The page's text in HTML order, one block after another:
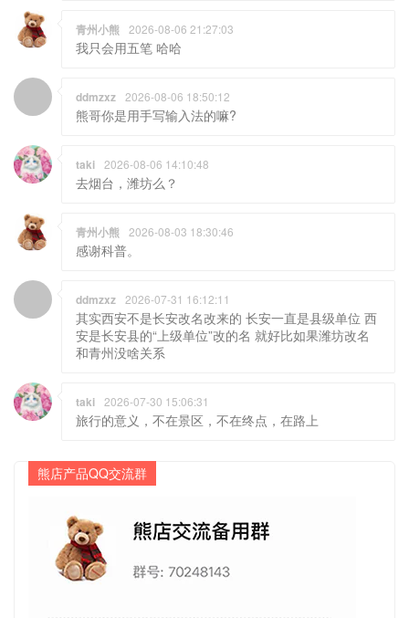
青州小熊 2026-08-06 21:27:03
我只会用五笔 哈哈
ddmzxz 2026-08-06 18:50:12
熊哥你是用手写输入法的嘛?
taki 2026-08-06 14:10:48
去烟台，潍坊么？
青州小熊 2026-08-03 18:30:46
感谢科普。
ddmzxz 2026-07-31 16:12:11
其实西安不是长安改名改来的 长安一直是县级单位 西
安是长安县的“上级单位”改的名 就好比如果潍坊改名
和青州没啥关系
taki 2026-07-30 15:06:31
旅行的意义，不在景区，不在终点，在路上
熊店产品QQ交流群